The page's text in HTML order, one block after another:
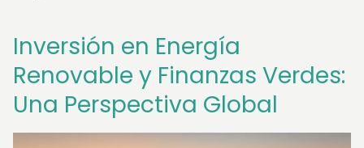
Inversión en Energía
Renovable y Finanzas Verdes:
Una Perspectiva Global